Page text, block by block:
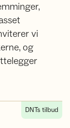
vi
og
DNTs tilbud